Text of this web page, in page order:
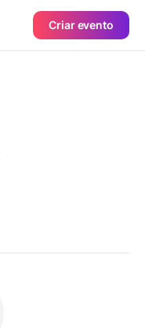
Criar evento